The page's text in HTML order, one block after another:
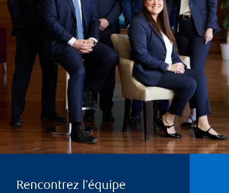
Rencontrez l’équipe